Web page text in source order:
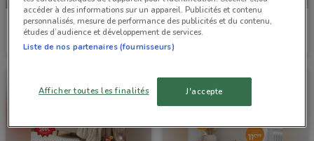
Stokomani
Valable jusqu'à dimanche 2 km
La Foir'Fouille
Valable jusqu'au 31/08
accéder à des informations sur un appareil. Publicités et contenu
personnalisés, mesure de performance des publicités et du contenu,
études d’audience et développement de services.
Liste de nos partenaires (fournisseurs)
Afficher toutes les finalités J'accepte